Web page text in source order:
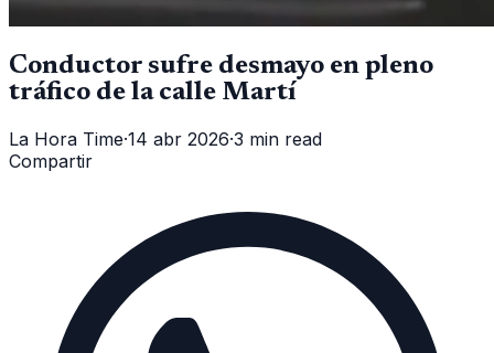
Conductor sufre desmayo en pleno
tráfico de la calle Martí
La Hora Time·14 abr 2026·3 min read
Compartir